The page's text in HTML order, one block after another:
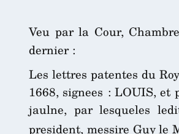
Veu par la Cour,
dernier :
Les lettres patentes du
1668, signees : LOUIS, et
jaulne, par lesqueles
president, messire Guy le